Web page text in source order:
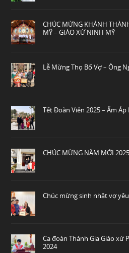
CHÚC MỪNG KHÁNH
MỸ – GIÁO XỨ NINH MỸ
Lễ Mừng Thọ Bố Vợ – Ông
Tết Đoàn Viên 2025 – Ấm Áp
CHÚC MỪNG NĂM MỚI
Chúc mừng sinh nhật vợ
Ca đoàn Thánh Gia Giáo xứ
2024